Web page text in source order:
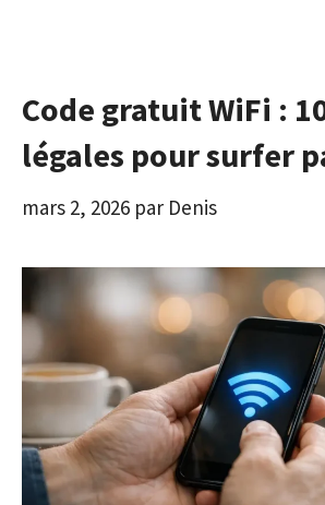
Code gratuit WiFi :
légales pour surfer
mars 2, 2026 par Denis